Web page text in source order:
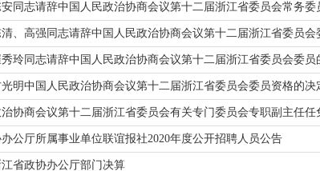
同志请辞中国人民政治协商会议第十二届浙江省委员会常务
、高强同志请辞中国人民政治协商会议第十二届浙江省委员会
玲同志请辞中国人民政治协商会议第十二届浙江省委员会委员
明中国人民政治协商会议第十二届浙江省委员会委员资格的决
协商会议第十二届浙江省委员会有关专门委员会专职副主任任
公厅所属事业单位联谊报社2020年度公开招聘人员公告
江省政协办公厅部门决算